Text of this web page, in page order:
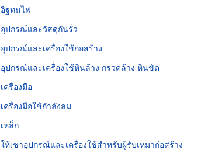
อิฐทนไฟ
อุปกรณ์และวัสดุกันรั่ว
อุปกรณ์และเครื่องใช้ก่อสร้าง
อุปกรณ์และเครื่องใช้หินล้าง กรวดล้าง หินขัด
เครื่องมือ
เครื่องมือใช้กำลังลม
เหล็ก
ให้เช่าอุปกรณ์และเครื่องใช้สำหรับผู้รับเหมาก่อสร้าง